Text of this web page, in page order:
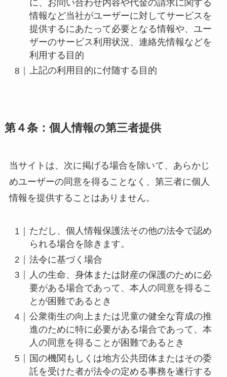
に、お問い合わせ内容や代金の請求に関する
情報など当社がユーザーに対してサービスを
提供するにあたって必要となる情報や、ユー
ザーのサービス利用状況、連絡先情報などを
利用する目的
上記の利用目的に付随する目的
第４条：個人情報の第三者提供
当サイトは、次に掲げる場合を除いて、あらかじ
めユーザーの同意を得ることなく、第三者に個人
情報を提供することはありません。
ただし、個人情報保護法その他の法令で認め
られる場合を除きます。
法令に基づく場合
人の生命、身体または財産の保護のために必
要がある場合であって、本人の同意を得るこ
とが困難であるとき
公衆衛生の向上または児童の健全な育成の推
進のために特に必要がある場合であって、本
人の同意を得ることが困難であるとき
国の機関もしくは地方公共団体またはその委
託を受けた者が法令の定める事務を遂行する